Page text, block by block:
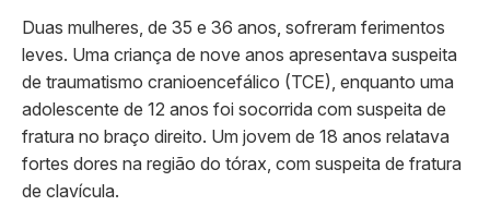
Duas mulheres, de 35 e 36 anos, sofreram ferimentos
leves. Uma criança de nove anos apresentava suspeita
de traumatismo cranioencefálico (TCE), enquanto uma
adolescente de 12 anos foi socorrida com suspeita de
fratura no braço direito. Um jovem de 18 anos relatava
fortes dores na região do tórax, com suspeita de fratura
de clavícula.